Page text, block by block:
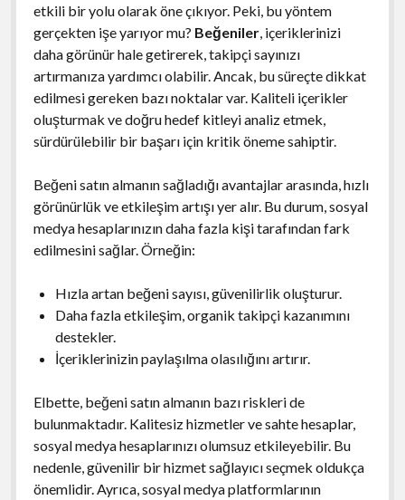
etkili bir yolu olarak öne çıkıyor. Peki, bu yöntem
gerçekten işe yarıyor mu? Beğeniler, içeriklerinizi
daha görünür hale getirerek, takipçi sayınızı
artırmanıza yardımcı olabilir. Ancak, bu süreçte dikkat
edilmesi gereken bazı noktalar var. Kaliteli içerikler
oluşturmak ve doğru hedef kitleyi analiz etmek,
sürdürülebilir bir başarı için kritik öneme sahiptir.
Beğeni satın almanın sağladığı avantajlar arasında, hızlı
görünürlük ve etkileşim artışı yer alır. Bu durum, sosyal
medya hesaplarınızın daha fazla kişi tarafından fark
edilmesini sağlar. Örneğin:
Hızla artan beğeni sayısı, güvenilirlik oluşturur.
Daha fazla etkileşim, organik takipçi kazanımını
destekler.
İçeriklerinizin paylaşılma olasılığını artırır.
Elbette, beğeni satın almanın bazı riskleri de
bulunmaktadır. Kalitesiz hizmetler ve sahte hesaplar,
sosyal medya hesaplarınızı olumsuz etkileyebilir. Bu
nedenle, güvenilir bir hizmet sağlayıcı seçmek oldukça
önemlidir. Ayrıca, sosyal medya platformlarının